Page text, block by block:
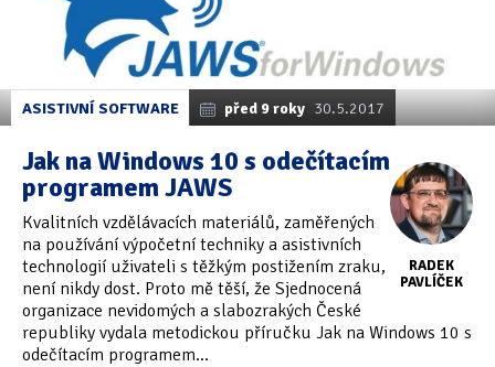
ASISTIVNÍ SOFTWARE před 9 roky 30.5.2017
RADEK
PAVLÍČEK
Jak na Windows 10 s odečítacím
programem JAWS
Kvalitních vzdělávacích materiálů, zaměřených
na používání výpočetní techniky a asistivních
technologií uživateli s těžkým postižením zraku,
není nikdy dost. Proto mě těší, že Sjednocená
organizace nevidomých a slabozrakých České
republiky vydala metodickou příručku Jak na Windows 10 s
odečítacím programem...